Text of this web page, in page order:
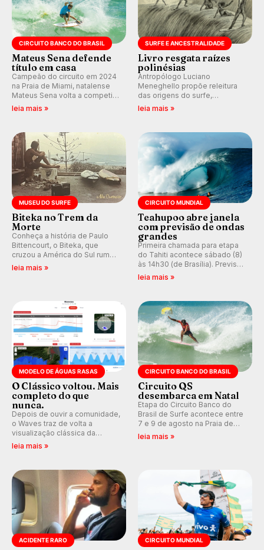
CIRCUITO BANCO DO BRASIL
Mateus Sena defende
título em casa
Campeão do circuito em 2024
na Praia de Miami, natalense
Mateus Sena volta a competir
em casa em busca de manter a
leia mais »
SURFE E ANCESTRALIDADE
Livro resgata raízes
polinésias
Antropólogo Luciano
Meneghello propõe releitura
das origens do surfe,
resgatando a cultura polinésia
prática em esporte e indústria.
leia mais »
MUSEU DO SURFE
Biteka no Trem da
Morte
Conheça a história de Paulo
Bittencourt, o Biteka, que
cruzou a América do Sul rumo
ao Pacífico em uma jornada
leia mais »
CIRCUITO MUNDIAL
Teahupoo abre janela
com previsão de ondas
grandes
Primeira chamada para etapa
do Tahiti acontece sábado (8)
às 14h30 (de Brasília). Previsão
indica swell consistente.
Kelly Slater convidado.
leia mais »
MODELO DE ÁGUAS RASAS
O Clássico voltou. Mais
completo do que
nunca.
Depois de ouvir a comunidade,
o Waves traz de volta a
visualização clássica da
previsão de águas rasas,
ondas para até 16 dias.
leia mais »
CIRCUITO BANCO DO BRASIL
Circuito QS
desembarca em Natal
Etapa do Circuito Banco do
Brasil de Surfe acontece entre
7 e 9 de agosto na Praia de
Miami (RN), em disputas
leia mais »
ACIDENTE RARO CIRCUITO MUNDIAL